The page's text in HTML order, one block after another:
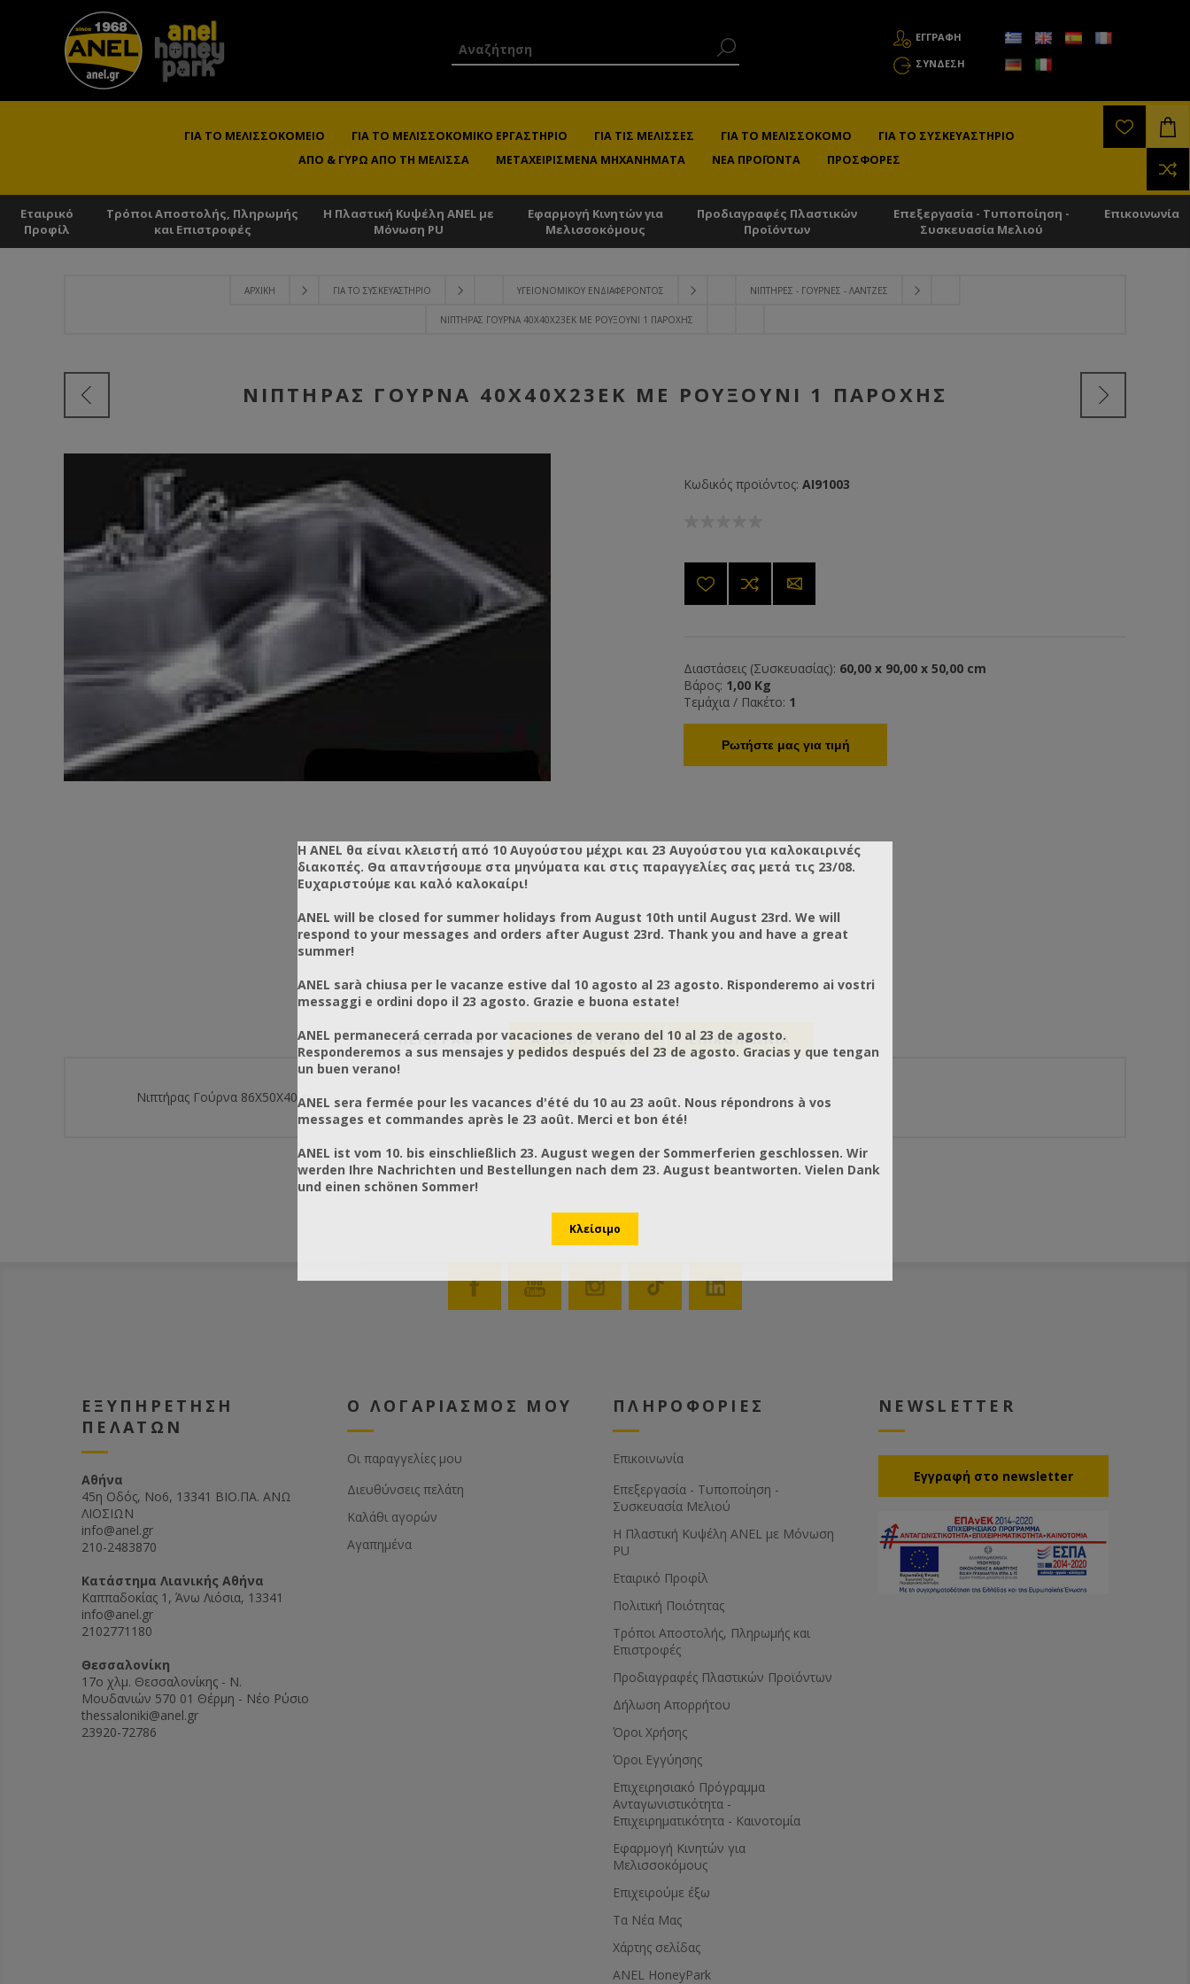
ΕΓΓΡΑΦΗ
ΣΎΝΔΕΣΗ
ΓΙΑ ΤΟ ΜΕΛΙΣΣΟΚΟΜΕΊΟ ΓΙΑ ΤΟ ΜΕΛΙΣΣΟΚΟΜΙΚΌ ΕΡΓΑΣΤΉΡΙΟ ΓΙΑ ΤΙΣ ΜΈΛΙΣΣΕΣ ΓΙΑ ΤΟ ΜΕΛΙΣΣΟΚΌΜΟ
ΓΙΑ ΤΟ ΣΥΣΚΕΥΑΣΤΉΡΙΟ
ΑΠΌ & ΓΎΡΩ ΑΠΌ ΤΗ ΜΈΛΙΣΣΑ
ΜΕΤΑΧΕΙΡΙΣΜΈΝΑ ΜΗΧΑΝΉΜΑΤΑ ΝΈΑ ΠΡΟΪΌΝΤΑ ΠΡΟΣΦΟΡΈΣ
Εταιρικό
Προφίλ
Τρόποι Αποστολής, Πληρωμής
και Επιστροφές
Η Πλαστική Κυψέλη ANEL με
Μόνωση PU
Εφαρμογή Κινητών για
Μελισσοκόμους
Προδιαγραφές Πλαστικών
Προϊόντων
Επεξεργασία - Τυποποίηση -
Συσκευασία Μελιού
Επικοινωνία
ΑΡΧΙΚΉ ΓΙΑ ΤΟ ΣΥΣΚΕΥΑΣΤΉΡΙΟ ΥΓΕΙΟΝΟΜΙΚΟΎ ΕΝΔΙΑΦΈΡΟΝΤΟΣ ΝΙΠΤΉΡΕΣ - ΓΟΎΡΝΕΣ - ΛΆΝΤΖΕΣ
ΝΙΠΤΉΡΑΣ ΓΟΎΡΝΑ 40X40X23ΕΚ ΜΕ ΡΟΥΞΟΎΝΙ 1 ΠΑΡΟΧΉΣ
ΝΙΠΤΉΡΑΣ ΓΟΎΡΝΑ 40X40X23ΕΚ ΜΕ ΡΟΥΞΟΎΝΙ 1 ΠΑΡΟΧΉΣ
Κωδικός προϊόντος: AI91003
Διαστάσεις (Συσκευασίας): 60,00 x 90,00 x 50,00 cm
Βάρος: 1,00 Kg
Τεμάχια / Πακέτο: 1
Ρωτήστε μας για τιμή
ΠΕΡΙΓΡΑΦΗ ΑΞΙΟΛΟΓΉΣΕΙΣ ΕΠΙΚΟΙΝΩΝΙΑ
Νιπτήρας Γούρνα 86X50X40 εκ
ΕΞΥΠΗΡΕΤΗΣΗ
ΠΕΛΑΤΩΝ
Αθήνα
45η Οδός, Νο6, 13341 ΒΙΟ.ΠΑ. ΑΝΩ
ΛΙΟΣΙΩΝ
info@anel.gr
210-2483870
Kατάστημα Λιανικής Αθήνα
Καππαδοκίας 1, Άνω Λιόσια, 13341
info@anel.gr
2102771180
Θεσσαλονίκη
17ο χλμ. Θεσσαλονίκης - Ν.
Μουδανιών 570 01 Θέρμη - Νέο Ρύσιο
thessaloniki@anel.gr
23920-72786
Ο ΛΟΓΑΡΙΑΣΜΟΣ ΜΟΥ
Οι παραγγελίες μου
Διευθύνσεις πελάτη
Καλάθι αγορών
Αγαπημένα
ΠΛΗΡΟΦΟΡΙΕΣ
Επικοινωνία
Επεξεργασία - Τυποποίηση -
Συσκευασία Μελιού
Η Πλαστική Κυψέλη ANEL με Μόνωση
PU
Εταιρικό Προφίλ
Πολιτική Ποιότητας
Τρόποι Αποστολής, Πληρωμής και
Επιστροφές
Προδιαγραφές Πλαστικών Προϊόντων
Δήλωση Απορρήτου
Όροι Χρήσης
Όροι Εγγύησης
Eπιχειρησιακό Πρόγραμμα
Ανταγωνιστικότητα -
Επιχειρηματικότητα - Καινοτομία
Εφαρμογή Κινητών για
Μελισσοκόμους
Επιχειρούμε έξω
Τα Νέα Μας
Χάρτης σελίδας
ANEL HoneyPark
NEWSLETTER
Eγγραφή στο newsletter
Η ANEL θα είναι κλειστή από 10 Αυγούστου μέχρι και 23 Αυγούστου για καλοκαιρινές
διακοπές. Θα απαντήσουμε στα μηνύματα και στις παραγγελίες σας μετά τις 23/08.
Ευχαριστούμε και καλό καλοκαίρι!
ANEL will be closed for summer holidays from August 10th until August 23rd. We will
respond to your messages and orders after August 23rd. Thank you and have a great
summer!
ANEL sarà chiusa per le vacanze estive dal 10 agosto al 23 agosto. Risponderemo ai vostri
messaggi e ordini dopo il 23 agosto. Grazie e buona estate!
ANEL permanecerá cerrada por vacaciones de verano del 10 al 23 de agosto.
Responderemos a sus mensajes y pedidos después del 23 de agosto. Gracias y que tengan
un buen verano!
ANEL sera fermée pour les vacances d'été du 10 au 23 août. Nous répondrons à vos
messages et commandes après le 23 août. Merci et bon été!
ANEL ist vom 10. bis einschließlich 23. August wegen der Sommerferien geschlossen. Wir
werden Ihre Nachrichten und Bestellungen nach dem 23. August beantworten. Vielen Dank
und einen schönen Sommer!